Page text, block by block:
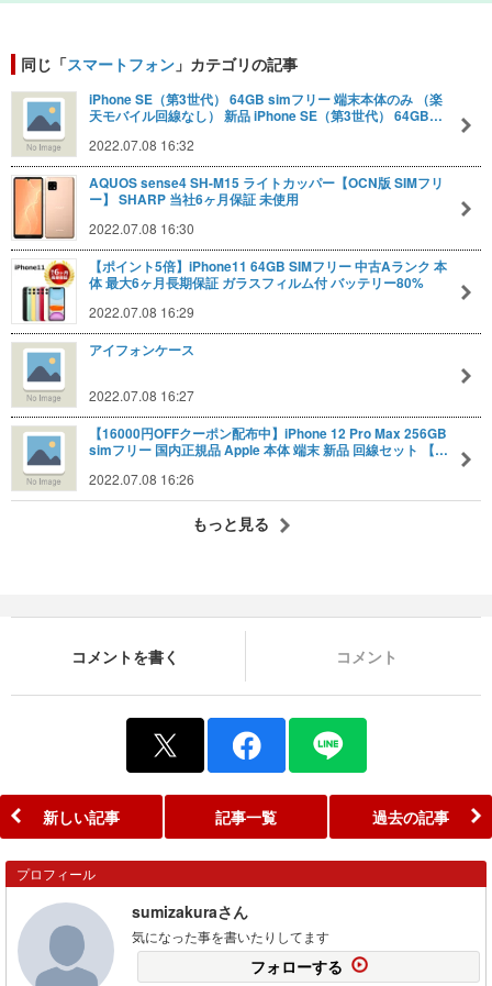
同じ「スマートフォン 」カテゴリの記事
iPhone SE（第3世代） 64GB simフリー 端末本体のみ （楽
天モバイル回線なし） 新品 iPhone SE（第3世代） 64GB…
2022.07.08 16:32
AQUOS sense4 SH-M15 ライトカッパー【OCN版 SIMフリ
ー】 SHARP 当社6ヶ月保証 未使用
2022.07.08 16:30
【ポイント5倍】iPhone11 64GB SIMフリー 中古Aランク 本
体 最大6ヶ月長期保証 ガラスフィルム付 バッテリー80%
2022.07.08 16:29
アイフォンケース
2022.07.08 16:27
【16000円OFFクーポン配布中】iPhone 12 Pro Max 256GB
simフリー 国内正規品 Apple 本体 端末 新品 回線セット 【…
2022.07.08 16:26
もっと見る
コメントを書く コメント
新しい記事 記事一覧 過去の記事
プロフィール
sumizakuraさん
気になった事を書いたりしてます
フォローする